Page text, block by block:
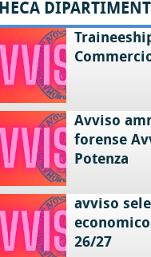
Avviso
forense
Potenza
avviso
26/27